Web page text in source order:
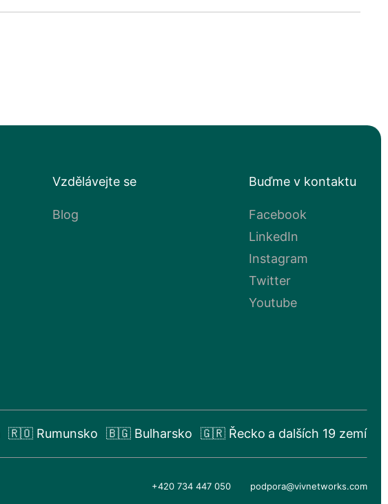
Vzdělávejte se
Blog
Buďme v kontaktu
Facebook
LinkedIn
Instagram
Twitter
Youtube
🇷🇴 Rumunsko 🇧🇬 Bulharsko 🇬🇷 Řecko a dalších 19 zemí
+420 734 447 050 podpora@vivnetworks.com